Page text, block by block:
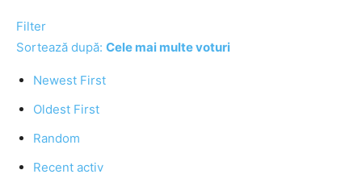
Filter
Sortează după: Cele mai multe voturi
Newest First
Oldest First
Random
Recent activ